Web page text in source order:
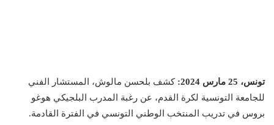
تونس، 25 مارس 2024:
كشف بلحسن مالوش، المستشار الفني
للجامعة التونسية لكرة القدم، عن رغبة المدرب البلجيكي هوغو
بروس في تدريب المنتخب الوطني التونسي في الفترة القادمة.